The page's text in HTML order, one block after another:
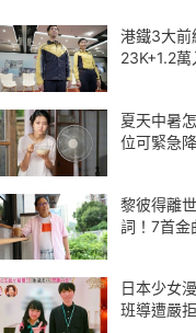
港鐵3大前
23K+1.2
夏天中暑
位可緊急
黎彼得離
詞！7首
日本少女
班導遭嚴